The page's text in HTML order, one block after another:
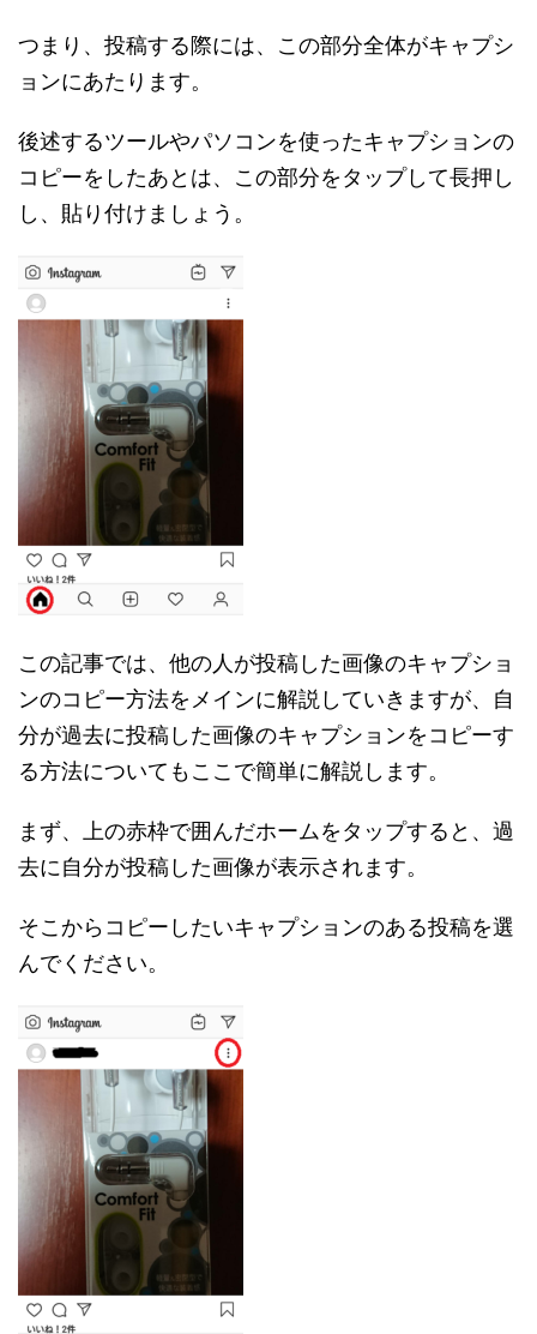
つまり、投稿する際には、この部分全体がキャプシ
ョンにあたります。
後述するツールやパソコンを使ったキャプションの
コピーをしたあとは、この部分をタップして長押し
し、貼り付けましょう。
この記事では、他の人が投稿した画像のキャプショ
ンのコピー方法をメインに解説していきますが、自
分が過去に投稿した画像のキャプションをコピーす
る方法についてもここで簡単に解説します。
まず、上の赤枠で囲んだホームをタップすると、過
去に自分が投稿した画像が表示されます。
そこからコピーしたいキャプションのある投稿を選
んでください。